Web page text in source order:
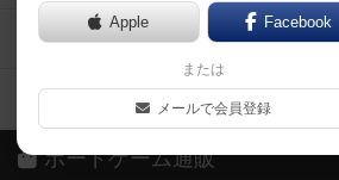
Apple Facebook
または
メールで会員登録
ボードゲーム業界コラム
ボドゲーマご利用案内
ボードゲーム通販